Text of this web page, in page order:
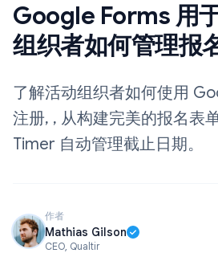
Google Forms 用
组织者如何管理报
了解活动组织者如何使用
注册, , 从构建完美的报名表
Timer 自动管理截止日期。
作者
Mathias Gilson
CEO, Qualtir